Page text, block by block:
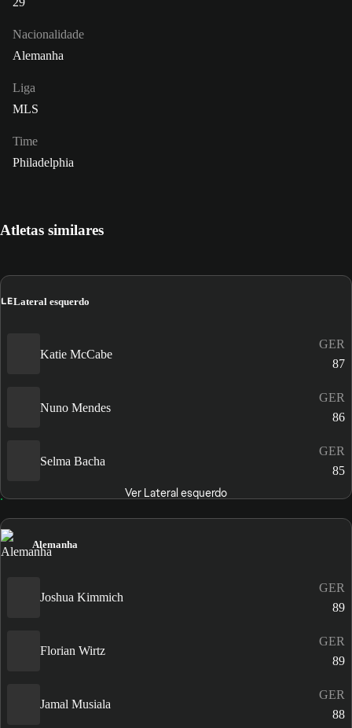
Nacionalidade
Alemanha
Liga
MLS
Time
Philadelphia
Atletas similares
LELateral esquerdo
Katie McCabe
GER
87
Nuno Mendes
GER
86
Selma Bacha
GER
85
Ver Lateral esquerdo
Alemanha
Joshua Kimmich
GER
89
Florian Wirtz
GER
89
Jamal Musiala
GER
88